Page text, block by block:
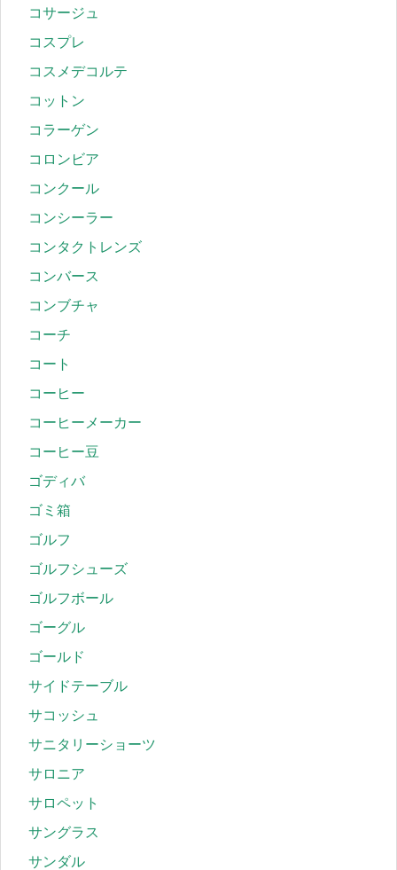
コサージュ
コスプレ
コスメデコルテ
コットン
コラーゲン
コロンビア
コンクール
コンシーラー
コンタクトレンズ
コンバース
コンブチャ
コーチ
コート
コーヒー
コーヒーメーカー
コーヒー豆
ゴディバ
ゴミ箱
ゴルフ
ゴルフシューズ
ゴルフボール
ゴーグル
ゴールド
サイドテーブル
サコッシュ
サニタリーショーツ
サロニア
サロペット
サングラス
サンダル